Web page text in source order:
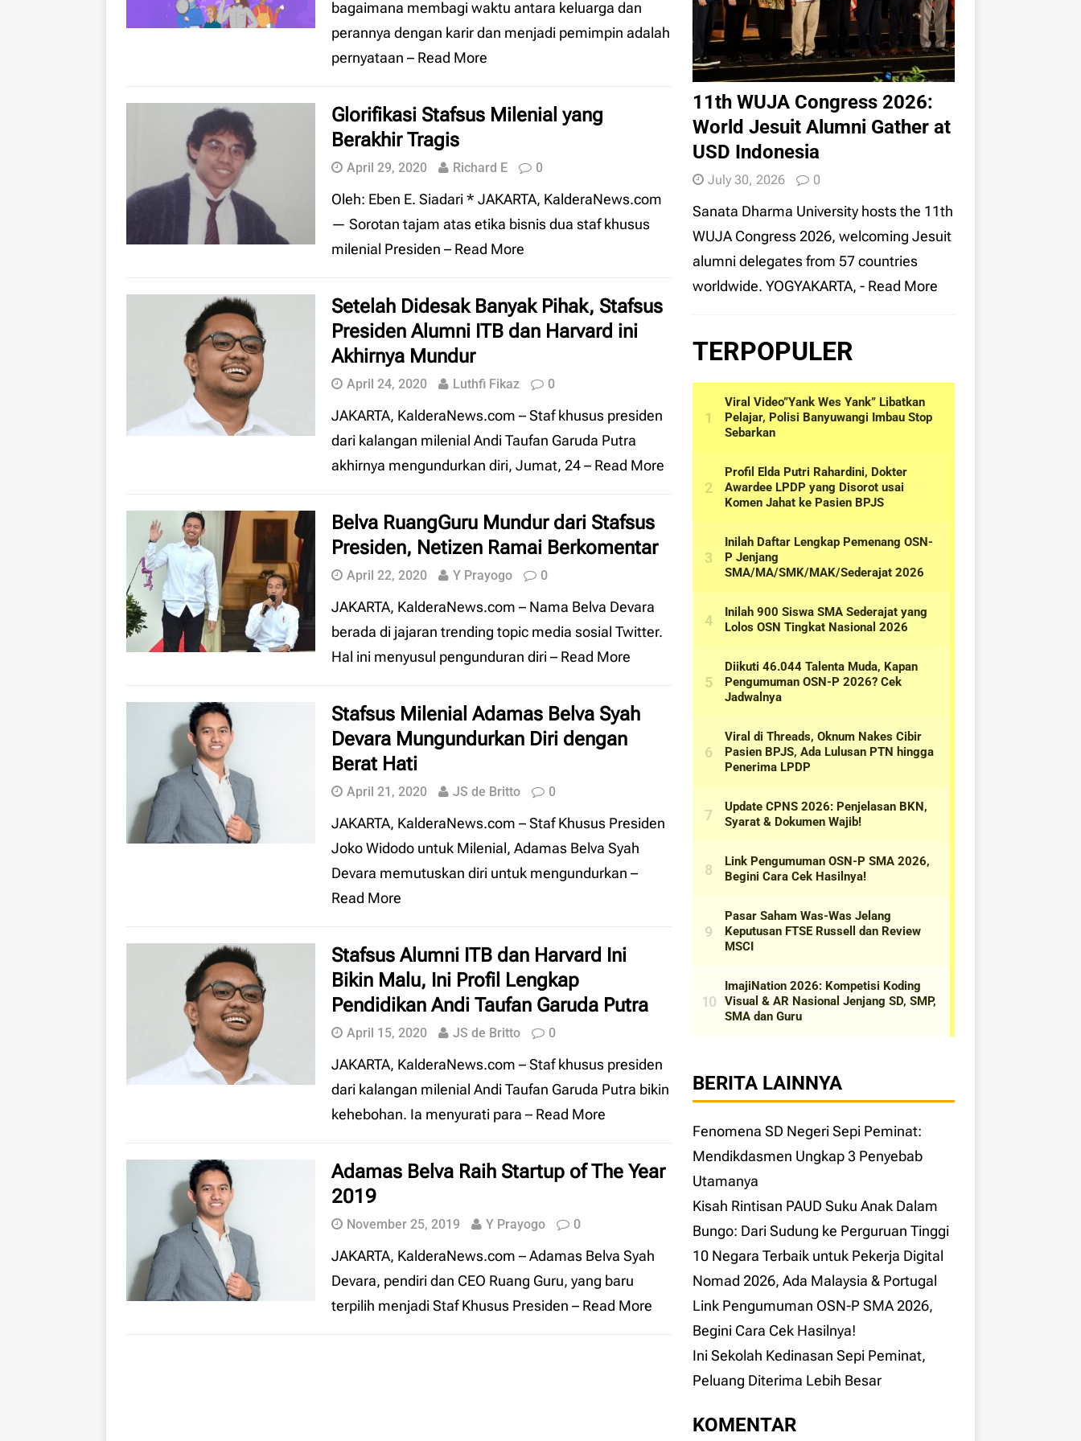
[ August 6, 2026 ]
Fenomena SD Negeri Sepi Peminat: Mendikdasmen
Ungkap 3 Penyebab Utamanya
EDUNEWS
bagaimana membagi waktu antara keluarga dan
perannya dengan karir dan menjadi pemimpin adalah
pernyataan – Read More
Glorifikasi Stafsus Milenial yang
Berakhir Tragis
April 29, 2020 Richard E 0
Oleh: Eben E. Siadari * JAKARTA, KalderaNews.com
— Sorotan tajam atas etika bisnis dua staf khusus
milenial Presiden – Read More
Setelah Didesak Banyak Pihak, Stafsus
Presiden Alumni ITB dan Harvard ini
Akhirnya Mundur
April 24, 2020 Luthfi Fikaz 0
JAKARTA, KalderaNews.com – Staf khusus presiden
dari kalangan milenial Andi Taufan Garuda Putra
akhirnya mengundurkan diri, Jumat, 24– Read More
Belva RuangGuru Mundur dari Stafsus
Presiden, Netizen Ramai Berkomentar
April 22, 2020 Y Prayogo 0
JAKARTA, KalderaNews.com – Nama Belva Devara
berada di jajaran trending topic media sosial Twitter.
Hal ini menyusul pengunduran diri– Read More
Stafsus Milenial Adamas Belva Syah
Devara Mungundurkan Diri dengan
Berat Hati
April 21, 2020 JS de Britto 0
JAKARTA, KalderaNews.com – Staf Khusus Presiden
Joko Widodo untuk Milenial, Adamas Belva Syah
Devara memutuskan diri untuk mengundurkan –
Read More
Stafsus Alumni ITB dan Harvard Ini
Bikin Malu, Ini Profil Lengkap
Pendidikan Andi Taufan Garuda Putra
April 15, 2020 JS de Britto 0
JAKARTA, KalderaNews.com – Staf khusus presiden
dari kalangan milenial Andi Taufan Garuda Putra bikin
kehebohan. Ia menyurati para – Read More
Adamas Belva Raih Startup of The Year
2019
November 25, 2019 Y Prayogo 0
JAKARTA, KalderaNews.com – Adamas Belva Syah
Devara, pendiri dan CEO Ruang Guru, yang baru
terpilih menjadi Staf Khusus Presiden – Read More
11th WUJA Congress 2026:
World Jesuit Alumni Gather at
USD Indonesia
July 30, 2026 0
Sanata Dharma University hosts the 11th
WUJA Congress 2026, welcoming Jesuit
alumni delegates from 57 countries
worldwide. YOGYAKARTA, - Read More
TERPOPULER
BERITA LAINNYA
Fenomena SD Negeri Sepi Peminat:
Mendikdasmen Ungkap 3 Penyebab
Utamanya
Kisah Rintisan PAUD Suku Anak Dalam
Bungo: Dari Sudung ke Perguruan Tinggi
10 Negara Terbaik untuk Pekerja Digital
Nomad 2026, Ada Malaysia & Portugal
Link Pengumuman OSN-P SMA 2026,
Begini Cara Cek Hasilnya!
Ini Sekolah Kedinasan Sepi Peminat,
Peluang Diterima Lebih Besar
KOMENTAR